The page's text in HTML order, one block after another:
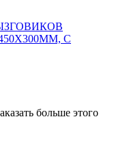
С
больше этого